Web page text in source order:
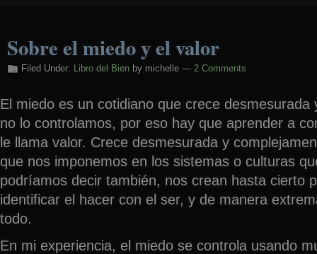
Sobre el miedo y el valor
Filed Under: Libro del Bien by michelle — 2 Comments
El miedo es un cotidiano que crece desmesurada
no lo controlamos, por eso hay que aprender a
le llama valor. Crece desmesurada y
que nos imponemos en los sistemas o culturas
podríamos decir también, nos crean hasta cierto
identificar el hacer con el ser, y de manera
todo.
En mi experiencia, el miedo se controla usando